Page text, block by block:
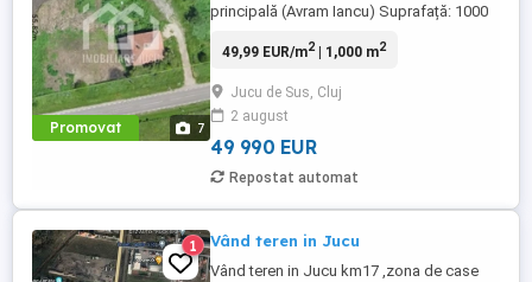
Promovat 7
principală (Avram Iancu) Suprafață: 1000
urbanism de construire - in lucru ✅ Detalii
regulată, ideal pentru locuință individuală.
Amplasat chiar pe strada principală, cu
acces excelent ...
49,99 EUR/m2| 1,000 m2
Jucu de Sus, Cluj
2 august
49 990 EUR
Repostat automat
1 Vând teren in Jucu
Vând teren in Jucu km17 ,zona de case